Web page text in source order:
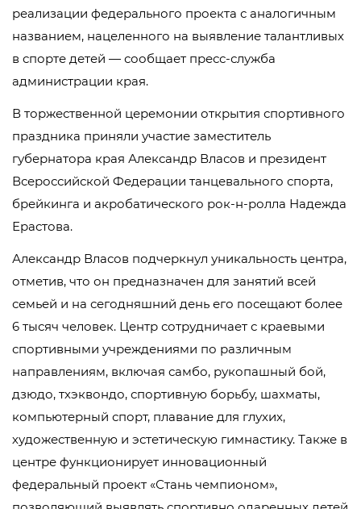
реализации федерального проекта с аналогичным
названием, нацеленного на выявление талантливых
в спорте детей — сообщает пресс-служба
администрации края.
В торжественной церемонии открытия спортивного
праздника приняли участие заместитель
губернатора края Александр Власов и президент
Всероссийской Федерации танцевального спорта,
брейкинга и акробатического рок-н-ролла Надежда
Ерастова.
Александр Власов подчеркнул уникальность центра,
отметив, что он предназначен для занятий всей
семьей и на сегодняшний день его посещают более
6 тысяч человек. Центр сотрудничает с краевыми
спортивными учреждениями по различным
направлениям, включая самбо, рукопашный бой,
дзюдо, тхэквондо, спортивную борьбу, шахматы,
компьютерный спорт, плавание для глухих,
художественную и эстетическую гимнастику. Также в
центре функционирует инновационный
федеральный проект «Стань чемпионом»,